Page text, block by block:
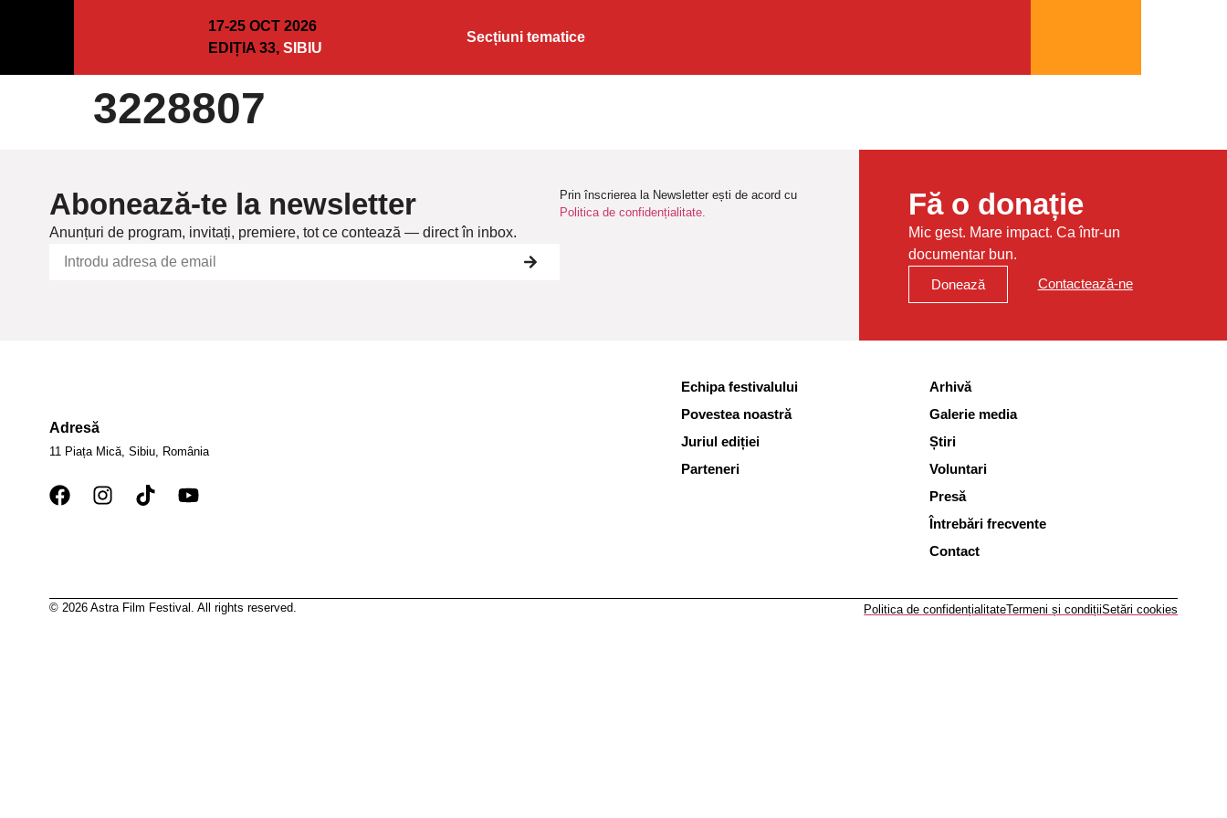
17-25 OCT 2026
EDIȚIA 33,SIBIU
Secțiuni tematice
3228807
Abonează-te la newsletter
Anunțuri de program, invitați, premiere, tot ce contează — direct în inbox.
Prin înscrierea la Newsletter ești de acord cu
Politica de confidențialitate.
Fă o donație
Mic gest. Mare impact. Ca într-un
documentar bun.
Donează
Contactează-ne
Adresă
11 Piața Mică, Sibiu, România
Echipa festivalului
Povestea noastră
Juriul ediției
Parteneri
Arhivă
Galerie media
Știri
Voluntari
Presă
Întrebări frecvente
Contact
© 2026 Astra Film Festival. All rights reserved. Politica de confidențialitateTermeni și condițiiSetări cookies